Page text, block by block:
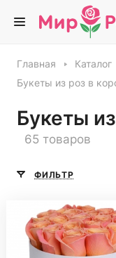
Главная Каталог
Букеты из роз в
Букеты
65 товаров
ФИЛЬТР